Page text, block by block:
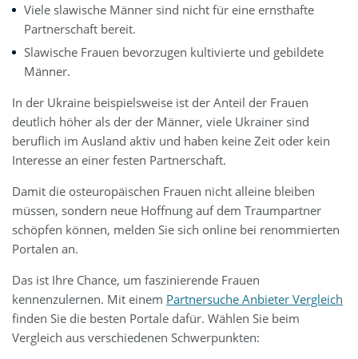
Viele slawische Männer sind nicht für eine ernsthafte
Partnerschaft bereit.
Slawische Frauen bevorzugen kultivierte und gebildete
Männer.
In der Ukraine beispielsweise ist der Anteil der Frauen
deutlich höher als der der Männer, viele Ukrainer sind
beruflich im Ausland aktiv und haben keine Zeit oder kein
Interesse an einer festen Partnerschaft.
Damit die osteuropäischen Frauen nicht alleine bleiben
müssen, sondern neue Hoffnung auf dem Traumpartner
schöpfen können, melden Sie sich online bei renommierten
Portalen an.
Das ist Ihre Chance, um faszinierende Frauen
kennenzulernen. Mit einem Partnersuche Anbieter Vergleich
finden Sie die besten Portale dafür. Wählen Sie beim
Vergleich aus verschiedenen Schwerpunkten: